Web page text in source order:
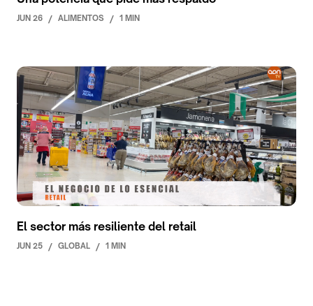
JUN 26 / ALIMENTOS / 1 MIN
El sector más resiliente del retail
JUN 25 / GLOBAL / 1 MIN